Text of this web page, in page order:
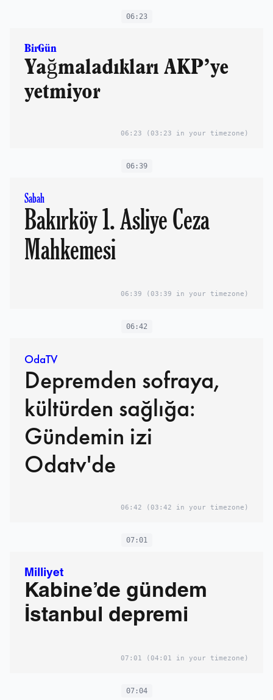
06:23
BirGün
Yağmaladıkları AKP’ye
yetmiyor
06:23 (03:23 in your timezone)
06:39
Sabah
Bakırköy 1. Asliye Ceza
Mahkemesi
06:39 (03:39 in your timezone)
06:42
OdaTV
Depremden sofraya,
kültürden sağlığa:
Gündemin izi
Odatv'de
06:42 (03:42 in your timezone)
07:01
Milliyet
Kabine’de gündem
İstanbul depremi
07:01 (04:01 in your timezone)
07:04